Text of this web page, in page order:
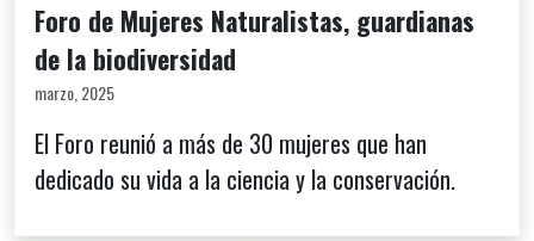
Foro de Mujeres Naturalistas, guardianas
de la biodiversidad
marzo, 2025
El Foro reunió a más de 30 mujeres que han
dedicado su vida a la ciencia y la conservación.